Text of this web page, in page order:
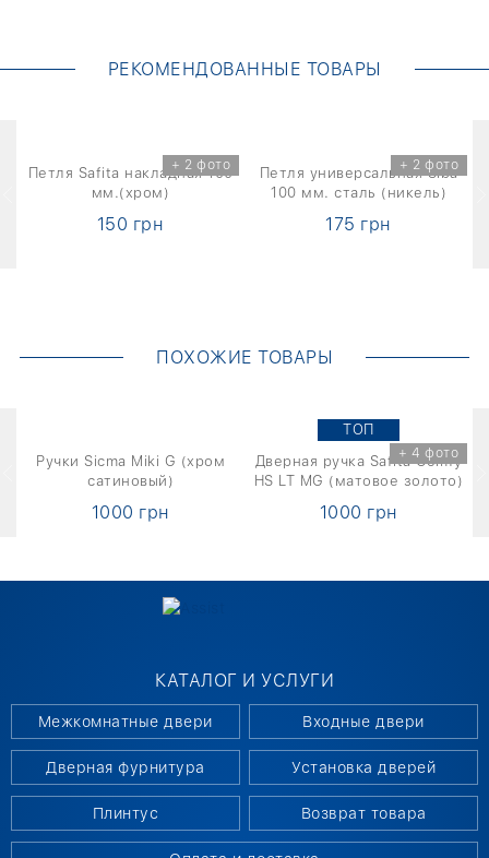
РЕКОМЕНДОВАННЫЕ ТОВАРЫ
+ 2 фото
Петля Safita накладная 100
мм.(хром)
150 грн
+ 2 фото
Петля универсальная Siba
100 мм. сталь (никель)
175 грн
ПОХОЖИЕ ТОВАРЫ
Ручки Sicma Miki G (хром
сатиновый)
1000 грн
TOП
+ 4 фото
Дверная ручка Safita Comfy
HS LT MG (матовое золото)
1000 грн
КАТАЛОГ И УСЛУГИ
Межкомнатные двери Входные двери
Дверная фурнитура Установка дверей
Плинтус Возврат товара